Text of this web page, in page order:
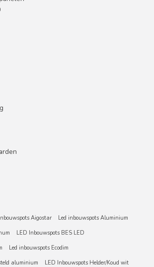
Aigostar
Led inbouwspots Aluminium
LED Inbouwspots BES LED
Led inbouwspots Ecodim
aluminium
LED Inbouwspots Helder/Koud wit